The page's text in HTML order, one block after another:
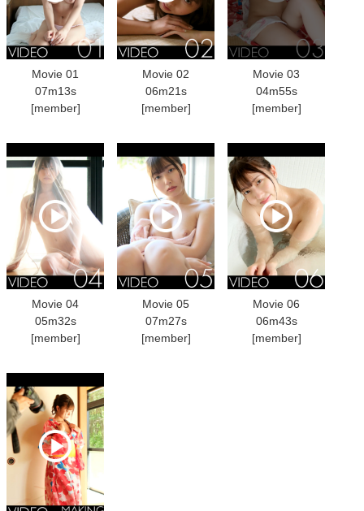
Movie 01
07m13s
[member]
Movie 02
06m21s
[member]
Movie 03
04m55s
[member]
Movie 04
05m32s
[member]
Movie 05
07m27s
[member]
Movie 06
06m43s
[member]